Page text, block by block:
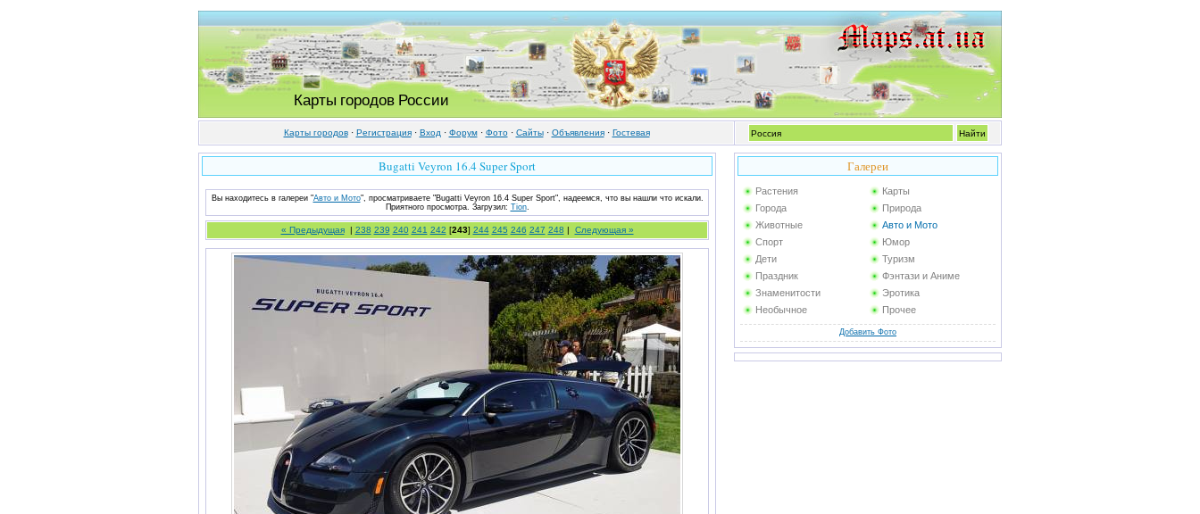
Карты городов России
Карты городов· Регистрация· Вход · Форум· Фото· Cайты· Объявления· Гостевая
Bugatti Veyron 16.4 Super Sport
Вы находитесь в галереи "Авто и Мото", просматриваете "Bugatti Veyron 16.4 Super Sport", надеемся, что вы нашли что искали.
Приятного просмотра. Загрузил: Tion.
« Предыдущая| 238 239 240 241 242 [243] 244 245 246 247 248 | Следующая »
Галереи
Растения
Карты
Города
Природа
Животные
Авто и Мото
Спорт
Юмор
Дети
Туризм
Праздник
Фэнтази и Аниме
Знаменитости
Эротика
Необычное
Прочее
Добавить Фото